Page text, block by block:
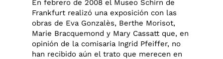
En febrero de 2008 el Museo Schirn de
Frankfurt realizó una exposición con las
obras de Eva Gonzalès, Berthe Morisot,
Marie Bracquemond y Mary Cassatt que, en
opinión de la comisaria Ingrid Pfeiffer, no
han recibido aún el trato que merecen en